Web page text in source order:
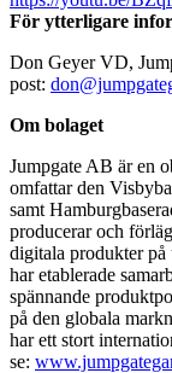
För ytterligare
Don Geyer VD,
post:
Om bolaget
Jumpgate AB är en
omfattar den
samt
producerar och
digitala produkter på
har etablerade
spännande
på den globala
har ett stort
se: